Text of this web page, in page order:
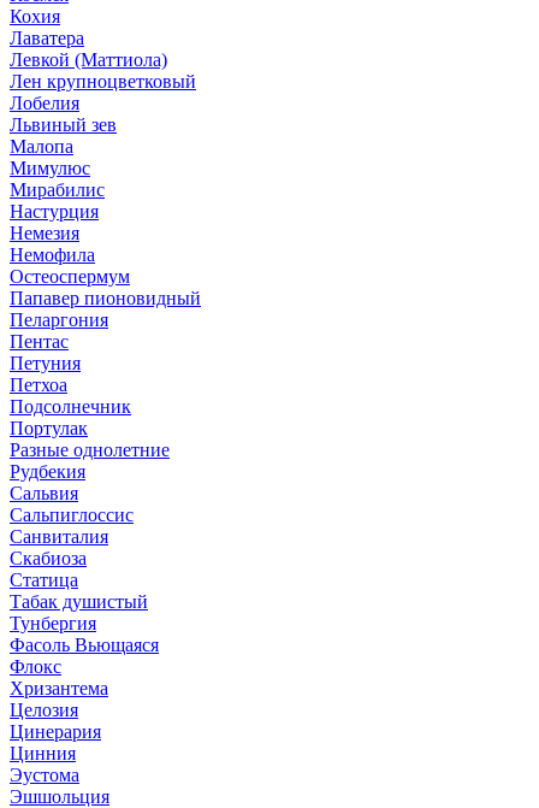
Кохия
Лаватера
Левкой (Маттиола)
Лен крупноцветковый
Лобелия
Львиный зев
Малопа
Мимулюс
Мирабилис
Настурция
Немезия
Немофила
Остеоспермум
Папавер пионовидный
Пеларгония
Пентас
Петуния
Петхоа
Подсолнечник
Портулак
Разные однолетние
Рудбекия
Сальвия
Сальпиглоссис
Санвиталия
Скабиоза
Статица
Табак душистый
Тунбергия
Фасоль Вьющаяся
Флокс
Хризантема
Целозия
Цинерария
Цинния
Эустома
Эшшольция